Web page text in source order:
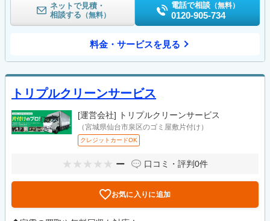
ネットで見積・
相談する （無料）
電話で相談 （無料）
0120-905-734
料金・サービスを見る
トリプルクリーンサービス
[運営会社] トリプルクリーンサービス
（宮城県仙台市泉区のゴミ屋敷片付け）
クレジットカードOK
ー 口コミ・評判0件
お気に入りに追加